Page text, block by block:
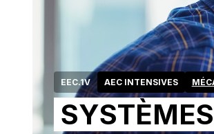
EEC.1V AEC INTENSIVES